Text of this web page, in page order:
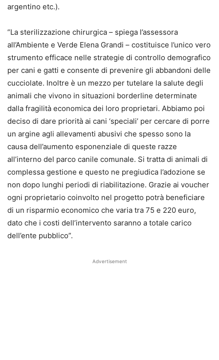
argentino etc.).
“La sterilizzazione chirurgica – spiega l’assessora
all’Ambiente e Verde Elena Grandi – costituisce l’unico vero
strumento efficace nelle strategie di controllo demografico
per cani e gatti e consente di prevenire gli abbandoni delle
cucciolate. Inoltre è un mezzo per tutelare la salute degli
animali che vivono in situazioni borderline determinate
dalla fragilità economica dei loro proprietari. Abbiamo poi
deciso di dare priorità ai cani ‘speciali’ per cercare di porre
un argine agli allevamenti abusivi che spesso sono la
causa dell’aumento esponenziale di queste razze
all’interno del parco canile comunale. Si tratta di animali di
complessa gestione e questo ne pregiudica l’adozione se
non dopo lunghi periodi di riabilitazione. Grazie ai voucher
ogni proprietario coinvolto nel progetto potrà beneficiare
di un risparmio economico che varia tra 75 e 220 euro,
dato che i costi dell’intervento saranno a totale carico
dell’ente pubblico”.
Advertisement